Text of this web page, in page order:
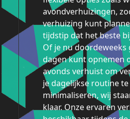
avondverhuizingen,
verhuizing kunt
tijdstip dat het beste
Of je nu doordeweeks
dagen kunt opnemen
avonds verhuist om
je dagelijkse routine te
minimaliseren, wij
klaar. Onze ervaren